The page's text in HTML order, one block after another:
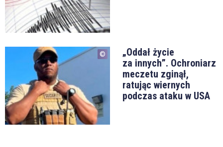
„Oddał życie
za innych”. Ochroniarz
meczetu zginął,
ratując wiernych
podczas ataku w USA